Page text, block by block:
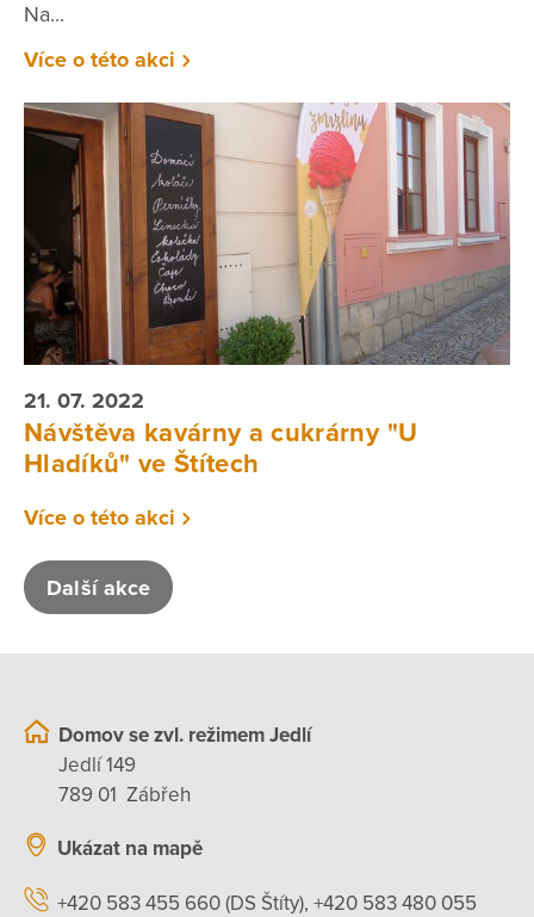
Na...
Více o této akci
21. 07. 2022
Návštěva kavárny a cukrárny "U
Hladíků" ve Štítech
Více o této akci
Další akce
Domov se zvl. režimem Jedlí
Jedlí 149
789 01 Zábřeh
Ukázat na mapě
+420 583 455 660 (DS Štíty), +420 583 480 055